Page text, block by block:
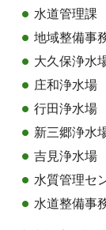
水道管理課
地域整備事
大久保浄水
庄和浄水場
行田浄水場
新三郷浄水
吉見浄水場
水質管理セ
水道整備事